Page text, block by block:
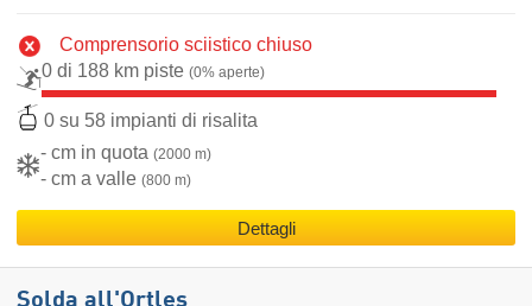
Comprensorio sciistico chiuso
0 di 188 km piste (0% aperte)
0 su 58 impianti di risalita
- cm in quota (2000 m)
- cm a valle (800 m)
Dettagli
Solda all'Ortles